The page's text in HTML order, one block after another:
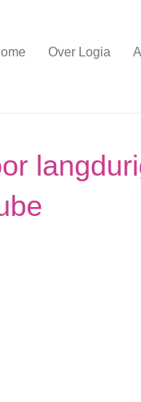
Over Logia